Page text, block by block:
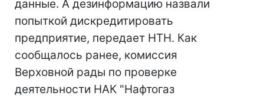
данные. А дезинформацию назвали
попыткой дискредитировать
предприятие, передает НТН. Как
сообщалось ранее, комиссия
Верховной рады по проверке
деятельности НАК "Нафтогаз